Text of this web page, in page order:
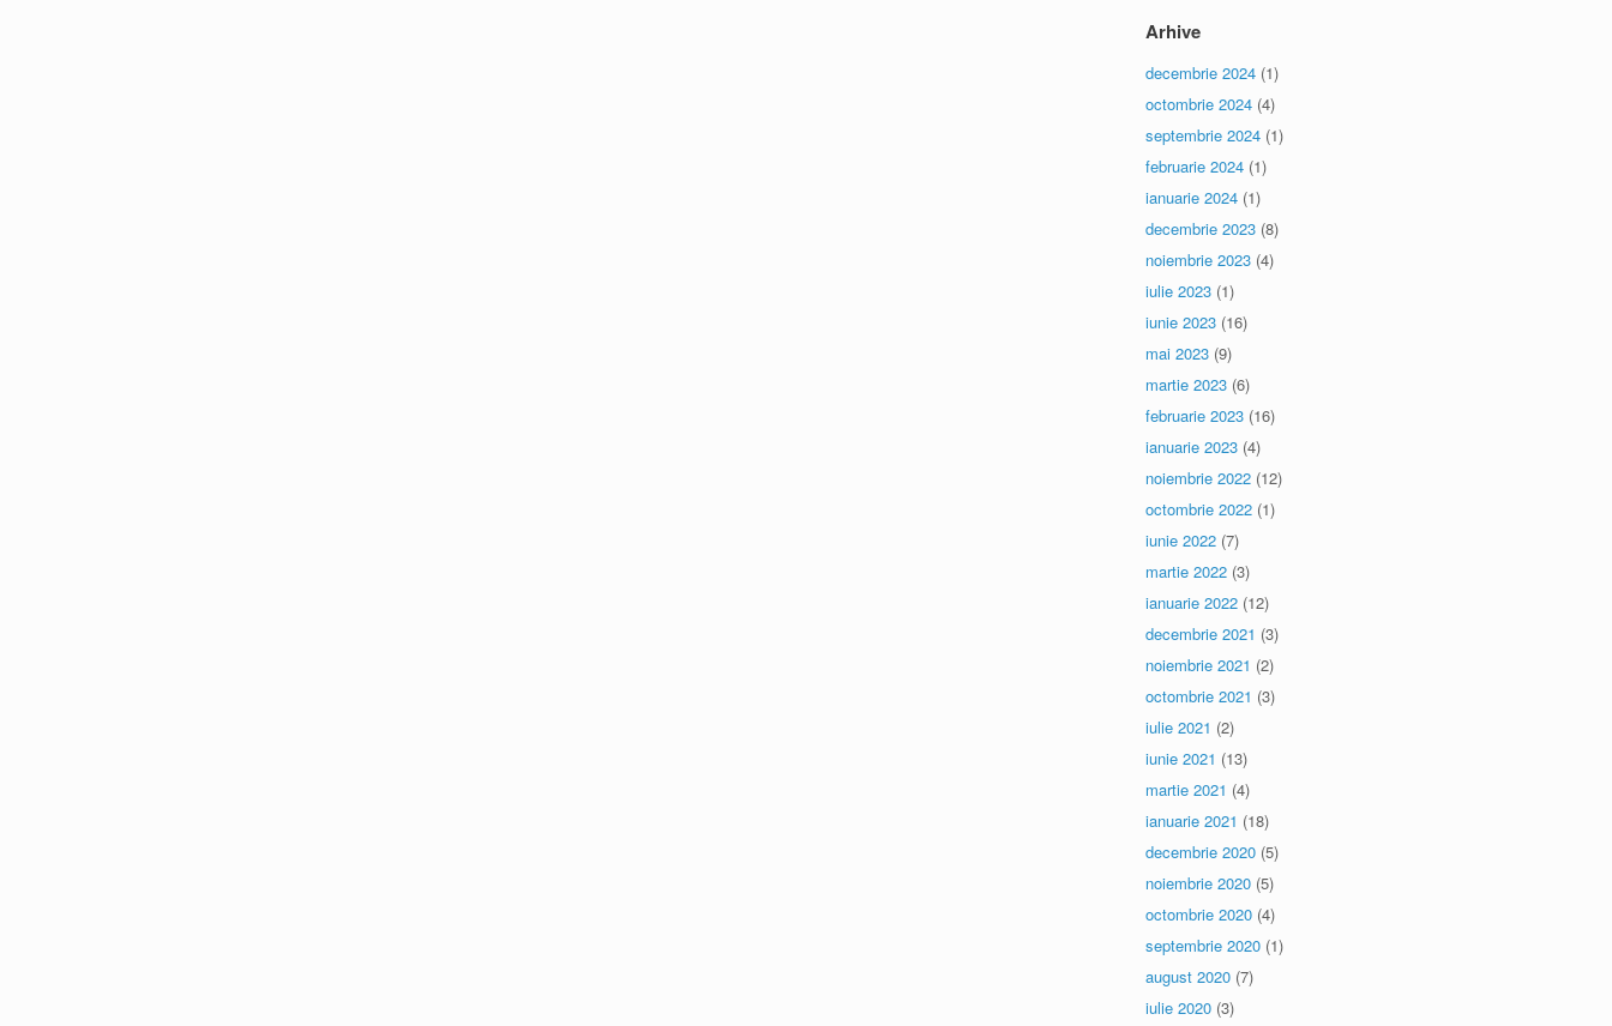
Arhive
decembrie 2024 (1)
octombrie 2024 (4)
septembrie 2024 (1)
februarie 2024 (1)
ianuarie 2024 (1)
decembrie 2023 (8)
noiembrie 2023 (4)
iulie 2023 (1)
iunie 2023 (16)
mai 2023 (9)
martie 2023 (6)
februarie 2023 (16)
ianuarie 2023 (4)
noiembrie 2022 (12)
octombrie 2022 (1)
iunie 2022 (7)
martie 2022 (3)
ianuarie 2022 (12)
decembrie 2021 (3)
noiembrie 2021 (2)
octombrie 2021 (3)
iulie 2021 (2)
iunie 2021 (13)
martie 2021 (4)
ianuarie 2021 (18)
decembrie 2020 (5)
noiembrie 2020 (5)
octombrie 2020 (4)
septembrie 2020 (1)
august 2020 (7)
iulie 2020 (3)